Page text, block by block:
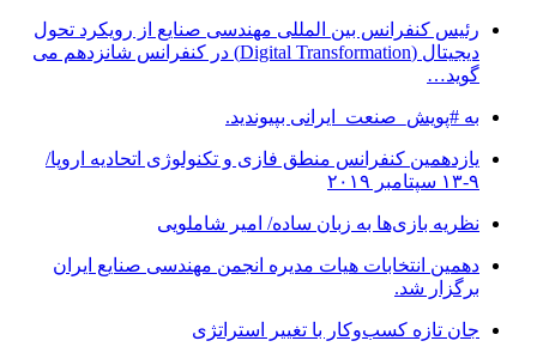
رئیس کنفرانس بین المللی مهندسی صنایع از رویکرد تحول
دیجیتال (Digital Transformation) در کنفرانس شانزدهم می
گوید…
به #پویش_صنعت_ایرانی بپیوندید.
یازدهمین کنفرانس منطق فازی و تکنولوژی اتحادیه اروپا/
۹-۱۳ سپتامبر ۲۰۱۹
نظریه بازی‌ها به زبان ساده/ امیر شاملویی
دهمین انتخابات هیات مدیره انجمن مهندسی صنایع ایران
برگزار شد.
جان تازه کسب‌وکار با تغییر استراتژی